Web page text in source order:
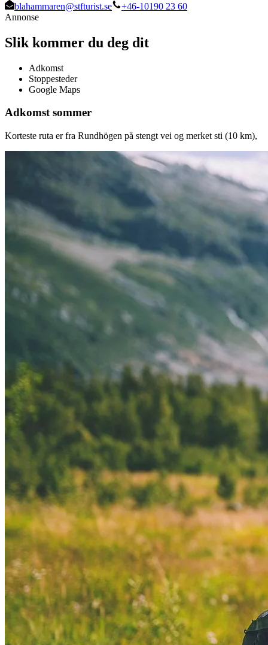
blahammaren@stfturist.se
+46-10190 23 60
Annonse
Slik kommer du deg dit
Adkomst
Stoppesteder
Google Maps
Adkomst sommer
Korteste ruta er fra Rundhögen på stengt vei og merket sti (10 km),